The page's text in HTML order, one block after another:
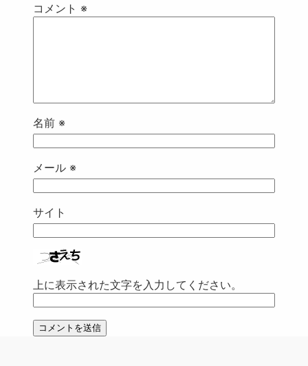
コメント ※
名前 ※
メール ※
サイト
上に表示された文字を入力してください。